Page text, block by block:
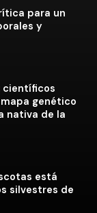
para un
y
científicos
genético
nativa de la
está
silvestres de